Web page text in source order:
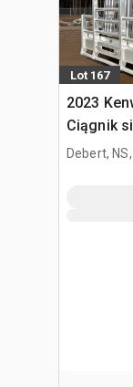
Lot 167
2023
Ciągnik
kabiną
Debert,